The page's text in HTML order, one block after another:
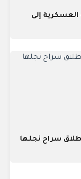
إلى
سراح نجلها